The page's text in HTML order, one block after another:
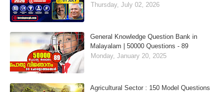
Thursday, July 02, 2026
General Knowledge Question Bank in
Malayalam | 50000 Questions - 89
Monday, January 20, 2025
Agricultural Sector : 150 Model Questions